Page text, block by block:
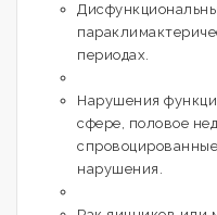
периодах.
Нарушения
сфере, половое
нарушения.